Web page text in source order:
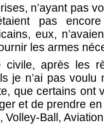
n’ayant pas
pas
eux,
les armes
après les
je n’ai pas voulu
que certains ont
et de prendre
Ball,